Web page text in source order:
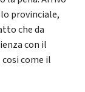
provinciale,
che da
con il
come il